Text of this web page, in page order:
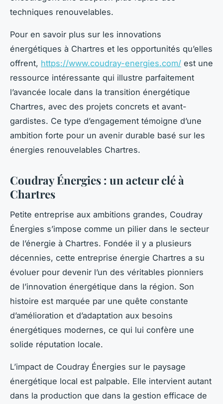
techniques renouvelables.
Pour en savoir plus sur les innovations
énergétiques à Chartres et les opportunités qu’elles
offrent, https://www.coudray-energies.com/ est une
ressource intéressante qui illustre parfaitement
l’avancée locale dans la transition énergétique
Chartres, avec des projets concrets et avant-
gardistes. Ce type d’engagement témoigne d’une
ambition forte pour un avenir durable basé sur les
énergies renouvelables Chartres.
Coudray Énergies : un acteur clé à
Chartres
Petite entreprise aux ambitions grandes, Coudray
Énergies s’impose comme un pilier dans le secteur
de l’énergie à Chartres. Fondée il y a plusieurs
décennies, cette entreprise énergie Chartres a su
évoluer pour devenir l’un des véritables pionniers
de l’innovation énergétique dans la région. Son
histoire est marquée par une quête constante
d’amélioration et d’adaptation aux besoins
énergétiques modernes, ce qui lui confère une
solide réputation locale.
L’impact de Coudray Énergies sur le paysage
énergétique local est palpable. Elle intervient autant
dans la production que dans la gestion efficace de